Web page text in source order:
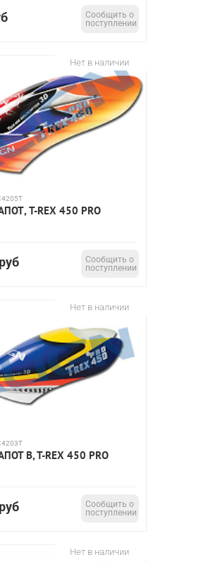
Сообщить о
поступлении
Нет в наличии
T-REX 450 PRO
руб
Сообщить о
поступлении
Нет в наличии
B, T-REX 450 PRO
руб
Сообщить о
поступлении
Нет в наличии